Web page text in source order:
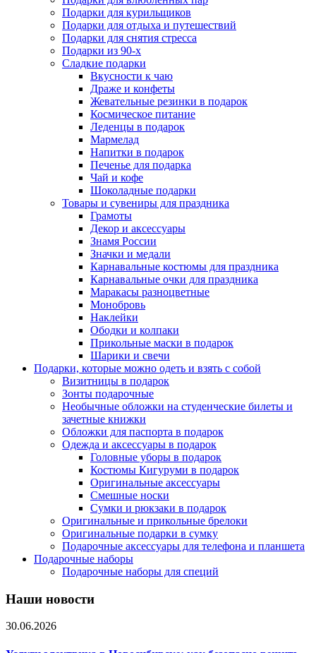
Подарки для курильщиков
Подарки для отдыха и путешествий
Подарки для снятия стресса
Подарки из 90-х
Сладкие подарки
Вкусности к чаю
Драже и конфеты
Жевательные резинки в подарок
Космическое питание
Леденцы в подарок
Мармелад
Напитки в подарок
Печенье для подарка
Чай и кофе
Шоколадные подарки
Товары и сувениры для праздника
Грамоты
Декор и аксессуары
Знамя России
Значки и медали
Карнавальные костюмы для праздника
Карнавальные очки для праздника
Маракасы разноцветные
Монобровь
Наклейки
Ободки и колпаки
Прикольные маски в подарок
Шарики и свечи
Подарки, которые можно одеть и взять с собой
Визитницы в подарок
Зонты подарочные
Необычные обложки на студенческие билеты и
зачетные книжки
Обложки для паспорта в подарок
Одежда и аксессуары в подарок
Головные уборы в подарок
Костюмы Кигуруми в подарок
Оригинальные аксессуары
Смешные носки
Сумки и рюкзаки в подарок
Оригинальные и прикольные брелоки
Оригинальные подарки в сумку
Подарочные аксессуары для телефона и планшета
Подарочные наборы
Подарочные наборы для специй
Наши новости
30.06.2026